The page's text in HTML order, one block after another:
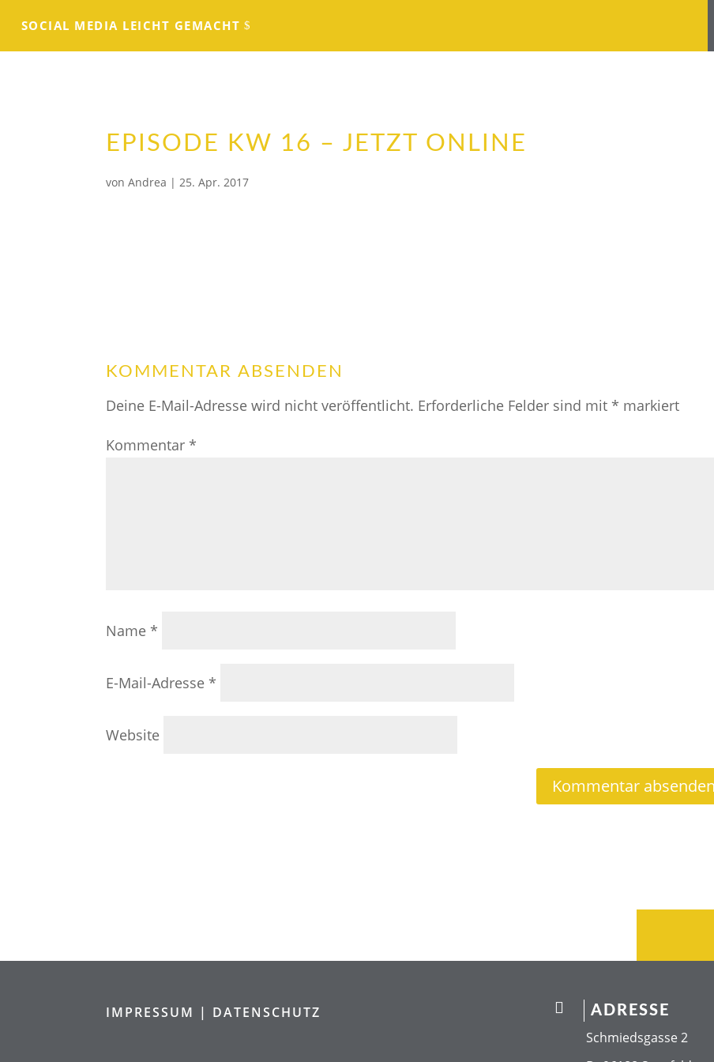
SOCIAL MEDIA LEICHT GEMACHT
EPISODE KW 16 – JETZT ONLINE
vonAndrea |25. Apr. 2017
KOMMENTAR ABSENDEN
Deine E-Mail-Adresse wird nicht veröffentlicht. Erforderliche Felder sind mit* markiert
Kommentar*
Name*
E-Mail-Adresse*
Website
IMPRESSUM | DATENSCHUTZ  ADRESSE
Schmiedsgasse 2